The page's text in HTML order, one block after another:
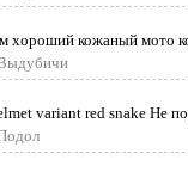
хороший кожаный мото
variant red snake Не